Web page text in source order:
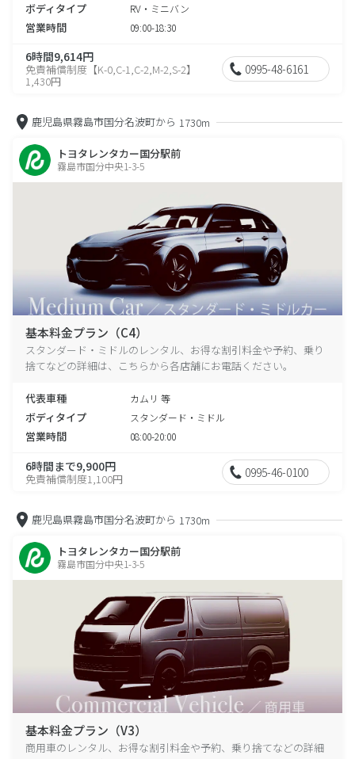
ボディタイプ RV・ミニバン
営業時間 09:00-18:30
6時間9,614円
免責補償制度【K-0,C-1,C-2,M-2,S-2】
1,430円
0995-48-6161
鹿児島県霧島市国分名波町から 1730m
トヨタレンタカー国分駅前
霧島市国分中央1-3-5
基本料金プラン（C4）
スタンダード・ミドルのレンタル、お得な割引料金や予約、乗り
捨てなどの詳細は、こちらから各店舗にお電話ください。
代表車種 カムリ 等
ボディタイプ スタンダード・ミドル
営業時間 08:00-20:00
6時間まで9,900円
免責補償制度1,100円 0995-46-0100
鹿児島県霧島市国分名波町から 1730m
トヨタレンタカー国分駅前
霧島市国分中央1-3-5
基本料金プラン（V3）
商用車のレンタル、お得な割引料金や予約、乗り捨てなどの詳細